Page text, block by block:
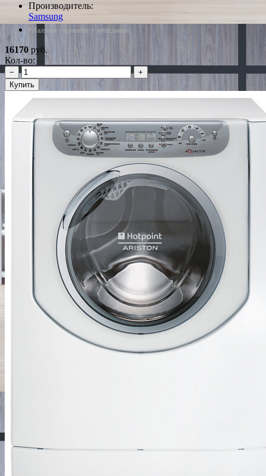
Производитель:
Samsung
*Наличие уточняйте у менеджера
16170 руб.
Кол-во:
−
+
Купить